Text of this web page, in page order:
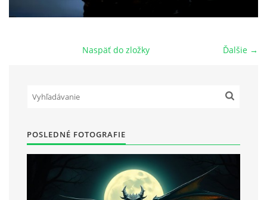
ANKETA
TARA
VÍLA NA BRONZOVEJ ULICI
Ďalšie →
Naspäť do zložky
POSLEDNÉ FOTOGRAFIE